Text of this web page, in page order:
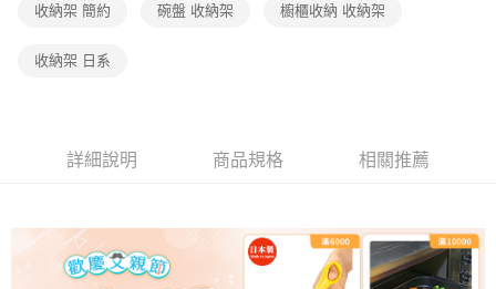
收納架 簡約 碗盤 收納架 櫥櫃收納 收納架
收納架 日系
詳細說明 商品規格 相關推薦